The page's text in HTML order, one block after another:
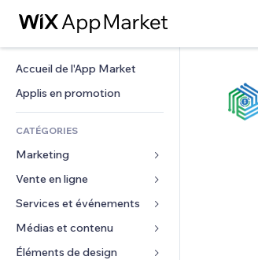
Accueil de l'App Market
Applis en promotion
CATÉGORIES
Marketing
Publicités
Mobile
Données analytiques
Réseaux sociaux
Vente en ligne
Applis pour les boutiques
Expédition et livraison
Boutons Vente
Services et événements
Hôtels
Événements
Médias et contenu
Galerie
Éléments de design